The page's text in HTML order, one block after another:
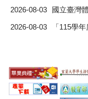
2026-08-03 國立臺灣體
2026-08-03 「115學